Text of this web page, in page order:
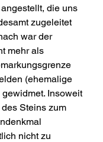
die uns
zugeleitet
war der
mehr als
(ehemalige
Insoweit
Steins zum
nicht zu